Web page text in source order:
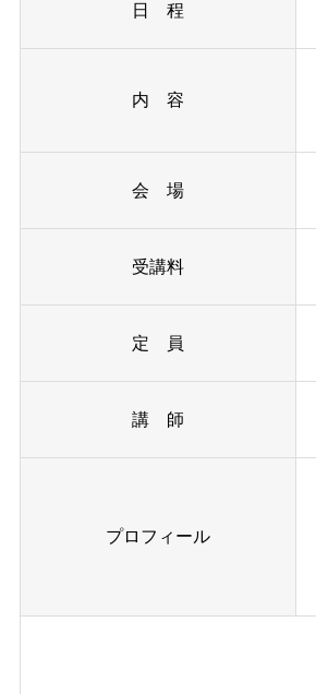
日 程
内 容
会 場
受講料
定 員
講 師
プロフィール